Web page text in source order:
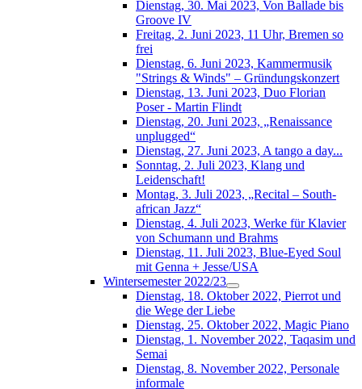
Dienstag, 30. Mai 2023, Von Ballade bis
Groove IV
Freitag, 2. Juni 2023, 11 Uhr, Bremen so
frei
Dienstag, 6. Juni 2023, Kammermusik
"Strings & Winds" – Gründungskonzert
Dienstag, 13. Juni 2023, Duo Florian
Poser - Martin Flindt
Dienstag, 20. Juni 2023, „Renaissance
unplugged“
Dienstag, 27. Juni 2023, A tango a day...
Sonntag, 2. Juli 2023, Klang und
Leidenschaft!
Montag, 3. Juli 2023, „Recital – South-
african Jazz“
Dienstag, 4. Juli 2023, Werke für Klavier
von Schumann und Brahms
Dienstag, 11. Juli 2023, Blue-Eyed Soul
mit Genna + Jesse/USA
Wintersemester 2022/23
Dienstag, 18. Oktober 2022, Pierrot und
die Wege der Liebe
Dienstag, 25. Oktober 2022, Magic Piano
Dienstag, 1. November 2022, Taqasim und
Semai
Dienstag, 8. November 2022, Personale
informale